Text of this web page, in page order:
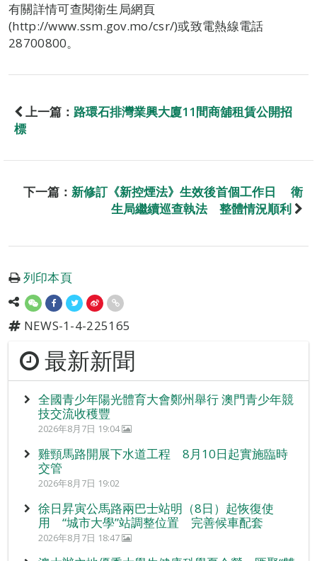
有關詳情可查閱衛生局網頁
(http://www.ssm.gov.mo/csr/)或致電熱線電話
28700800。
上一篇： 路環石排灣業興大廈11間商舖租賃公開招
標
下一篇： 新修訂《新控煙法》生效後首個工作日 衛
生局繼續巡查執法 整體情況順利
列印本頁
NEWS-1-4-225165
最新新聞
全國青少年陽光體育大會鄭州舉行 澳門青少年競
技交流收穫豐
2026年8月7日 19:04
雞頸馬路開展下水道工程 8月10日起實施臨時
交管
2026年8月7日 19:02
徐日昇寅公馬路兩巴士站明（8日）起恢復使
用 “城市大學”站調整位置 完善候車配套
2026年8月7日 18:47